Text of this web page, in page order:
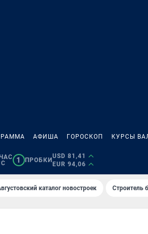
АФИША ГОРОСКОП КУРСЫ
1 ПРОБКИ
USD 81,41
EUR 94,06
каталог новостроек Строитель